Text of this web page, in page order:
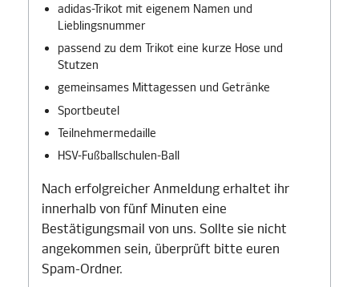
adidas-Trikot mit eigenem Namen und
Lieblingsnummer
passend zu dem Trikot eine kurze Hose und
Stutzen
gemeinsames Mittagessen und Getränke
Sportbeutel
Teilnehmermedaille
HSV-Fußballschulen-Ball
Nach erfolgreicher Anmeldung erhaltet ihr
innerhalb von fünf Minuten eine
Bestätigungsmail von uns. Sollte sie nicht
angekommen sein, überprüft bitte euren
Spam-Ordner.